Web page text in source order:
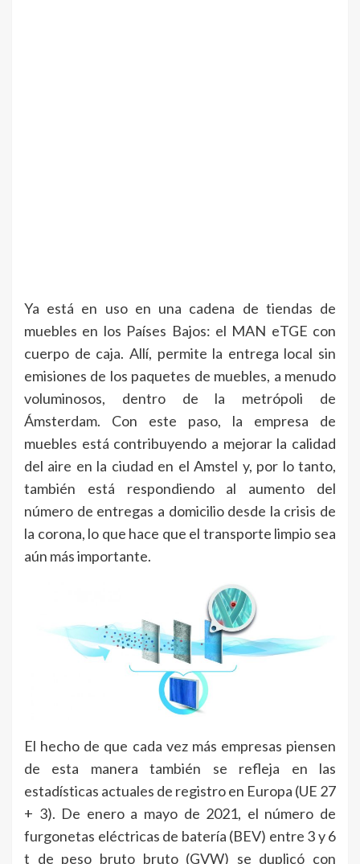
Ya está en uso en una cadena de tiendas de
muebles en los Países Bajos: el MAN eTGE con
cuerpo de caja. Allí, permite la entrega local sin
emisiones de los paquetes de muebles, a menudo
voluminosos, dentro de la metrópoli de
Ámsterdam. Con este paso, la empresa de
muebles está contribuyendo a mejorar la calidad
del aire en la ciudad en el Amstel y, por lo tanto,
también está respondiendo al aumento del
número de entregas a domicilio desde la crisis de
la corona, lo que hace que el transporte limpio sea
aún más importante.
El hecho de que cada vez más empresas piensen
de esta manera también se refleja en las
estadísticas actuales de registro en Europa (UE 27
+ 3). De enero a mayo de 2021, el número de
furgonetas eléctricas de batería (BEV) entre 3 y 6
t de peso bruto bruto (GVW) se duplicó con